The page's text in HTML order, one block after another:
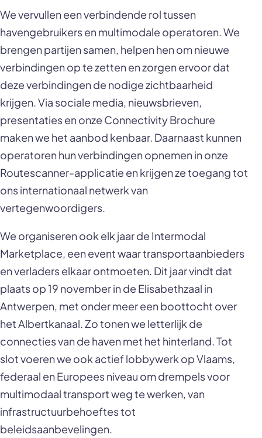
We vervullen een verbindende rol tussen
havengebruikers en multimodale operatoren. We
brengen partijen samen, helpen hen om nieuwe
verbindingen op te zetten en zorgen ervoor dat
deze verbindingen de nodige zichtbaarheid
krijgen. Via sociale media, nieuwsbrieven,
presentaties en onze Connectivity Brochure
maken we het aanbod kenbaar. Daarnaast kunnen
operatoren hun verbindingen opnemen in onze
Routescanner-applicatie en krijgen ze toegang tot
ons internationaal netwerk van
vertegenwoordigers.
We organiseren ook elk jaar de Intermodal
Marketplace, een event waar transportaanbieders
en verladers elkaar ontmoeten. Dit jaar vindt dat
plaats op 19 november in de Elisabethzaal in
Antwerpen, met onder meer een boottocht over
het Albertkanaal. Zo tonen we letterlijk de
connecties van de haven met het hinterland. Tot
slot voeren we ook actief lobbywerk op Vlaams,
federaal en Europees niveau om drempels voor
multimodaal transport weg te werken, van
infrastructuurbehoeftes tot
beleidsaanbevelingen.